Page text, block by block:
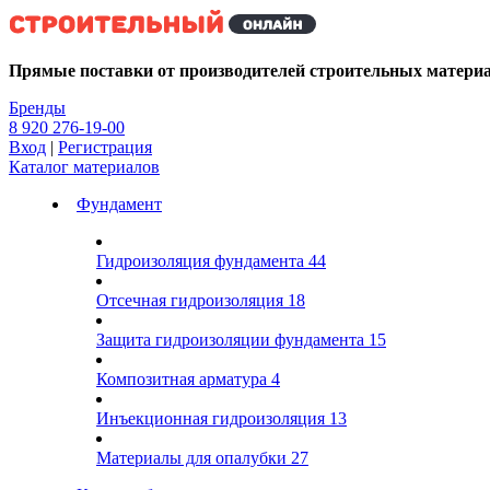
Kg
Прямые поставки от производителей строительных
Бренды
8 920 276-19-00
Вход | Регистрация
Каталог материалов
Фундамент
Гидроизоляция фундамента 44
Отсечная гидроизоляция 18
Защита гидроизоляции фундамента 15
Композитная арматура 4
Инъекционная гидроизоляция 13
Материалы для опалубки 27